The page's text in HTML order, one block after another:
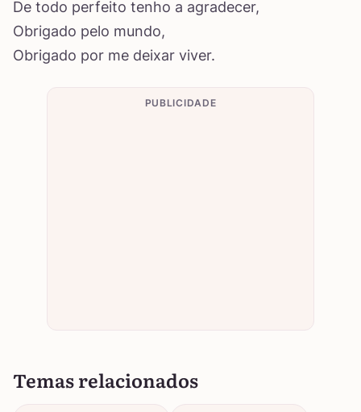
De todo perfeito tenho a agradecer,
Obrigado pelo mundo,
Obrigado por me deixar viver.
PUBLICIDADE
Temas relacionados